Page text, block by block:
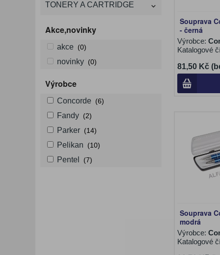
TONERY A CARTRIDGE
Akce,novinky
akce (0)
novinky (0)
Výrobce
Concorde (6)
Fandy (2)
Parker (14)
Pelikan (10)
Pentel (7)
Souprava
- černá
Výrobce:
Katalogové
81,50 Kč
Souprava
modrá
Výrobce:
Katalogové